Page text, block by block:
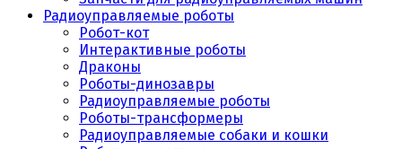
Радиоуправляемые роботы
Робот-кот
Интерактивные роботы
Драконы
Роботы-динозавры
Радиоуправляемые роботы
Роботы-трансформеры
Радиоуправляемые собаки и кошки